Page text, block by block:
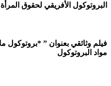
الأفريقي لحقوق المرأة
وثائقي بعنوان ” *بروتوكول
البروتوكول